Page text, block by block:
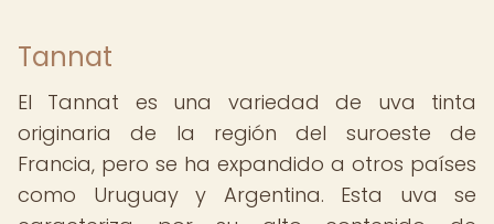
Tannat
El Tannat es una variedad de uva tinta
originaria de la región del suroeste de
Francia, pero se ha expandido a otros países
como Uruguay y Argentina. Esta uva se